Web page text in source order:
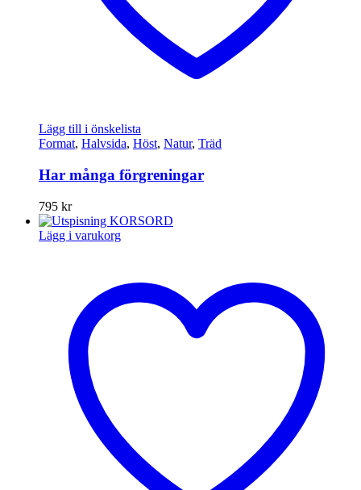
Lägg till i önskelista
Format, Halvsida, Höst, Natur, Träd
Har många förgreningar
795 kr
Lägg i varukorg